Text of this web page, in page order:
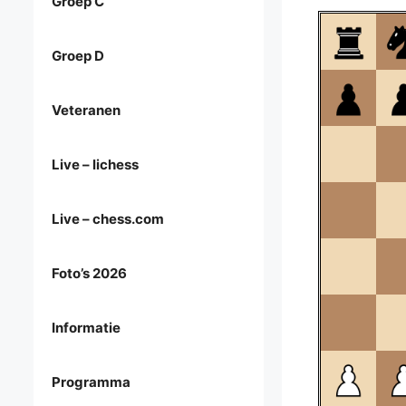
Groep D
Veteranen
Live – lichess
Live – chess.com
Foto’s 2026
Informatie
Programma